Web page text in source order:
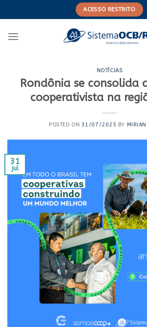
to
ACESSO RESTRITO
NOTÍCIAS
Rondônia se consolida
cooperativista na
POSTED ON 31/07/2025 BY
31
jul